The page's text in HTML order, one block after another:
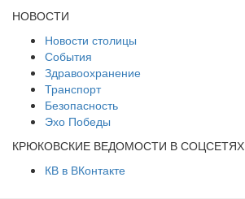
НОВОСТИ
Новости столицы
События
Здравоохранение
Транспорт
Безопасность
Эхо Победы
КРЮКОВСКИЕ ВЕДОМОСТИ В СОЦСЕТЯХ
КВ в ВКонтакте